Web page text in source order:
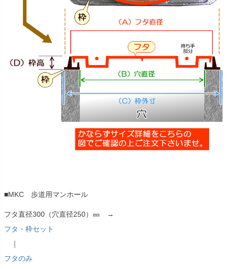
■MKC 歩道用マンホール
フタ直径300（穴直径250）㎜ →
フタ・枠セット
｜
フタのみ